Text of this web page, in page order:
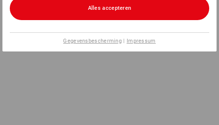
Alles accepteren
Gegevensbescherming | Impressum